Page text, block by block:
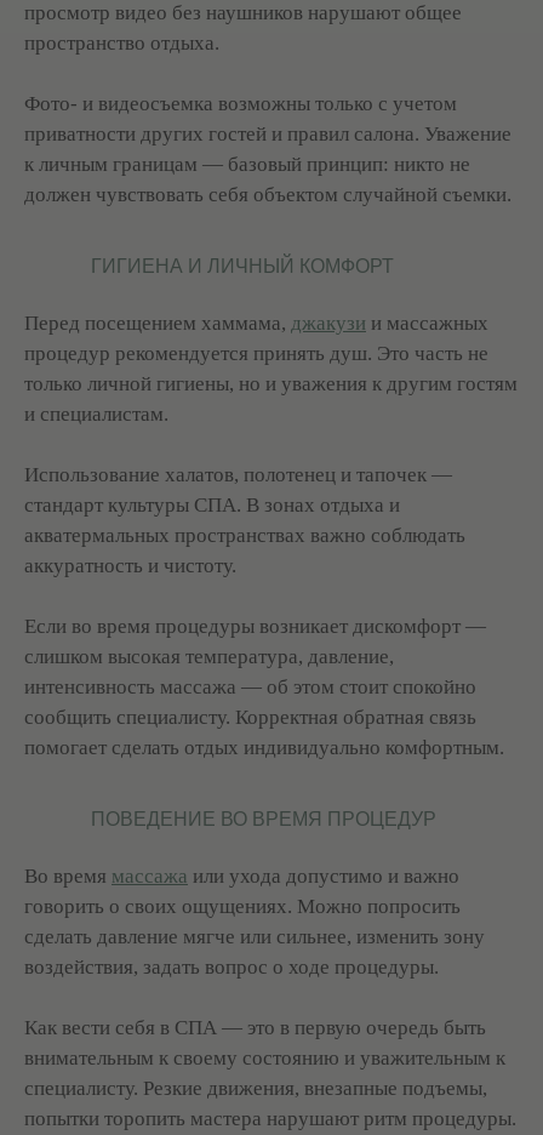
просмотр видео без наушников нарушают общее
пространство отдыха.
Фото- и видеосъемка возможны только с учетом
приватности других гостей и правил салона. Уважение
к личным границам — базовый принцип: никто не
должен чувствовать себя объектом случайной съемки.
ГИГИЕНА И ЛИЧНЫЙ КОМФОРТ
Перед посещением хаммама, джакузи и массажных
процедур рекомендуется принять душ. Это часть не
только личной гигиены, но и уважения к другим гостям
и специалистам.
Использование халатов, полотенец и тапочек —
стандарт культуры СПА. В зонах отдыха и
акватермальных пространствах важно соблюдать
аккуратность и чистоту.
Если во время процедуры возникает дискомфорт —
слишком высокая температура, давление,
интенсивность массажа — об этом стоит спокойно
сообщить специалисту. Корректная обратная связь
помогает сделать отдых индивидуально комфортным.
ПОВЕДЕНИЕ ВО ВРЕМЯ ПРОЦЕДУР
Во время массажа или ухода допустимо и важно
говорить о своих ощущениях. Можно попросить
сделать давление мягче или сильнее, изменить зону
воздействия, задать вопрос о ходе процедуры.
Как вести себя в СПА — это в первую очередь быть
внимательным к своему состоянию и уважительным к
специалисту. Резкие движения, внезапные подъемы,
попытки торопить мастера нарушают ритм процедуры.